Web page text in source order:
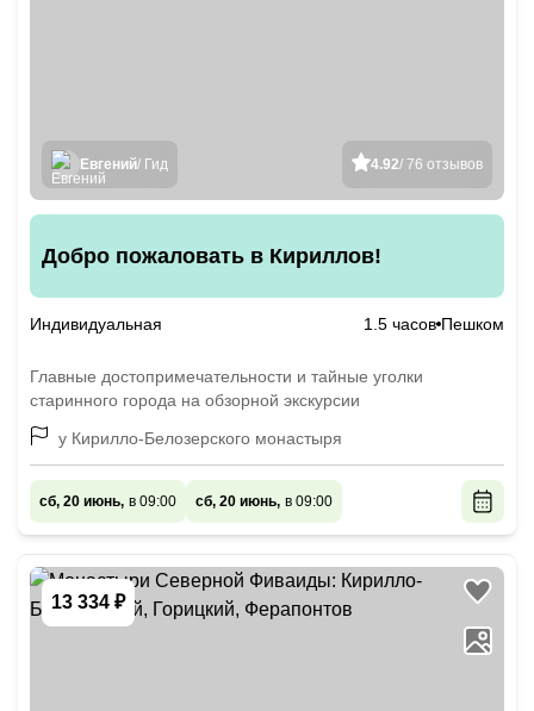
4.92/ 76 отзывов
Евгений/ Гид
Добро пожаловать в Кириллов!
Индивидуальная 1.5 часов Пешком
Главные достопримечательности и тайные уголки
старинного города на обзорной экскурсии
у Кирилло-Белозерского монастыря
сб, 20 июнь, в 09:00 сб, 20 июнь, в 09:00
13 334 ₽